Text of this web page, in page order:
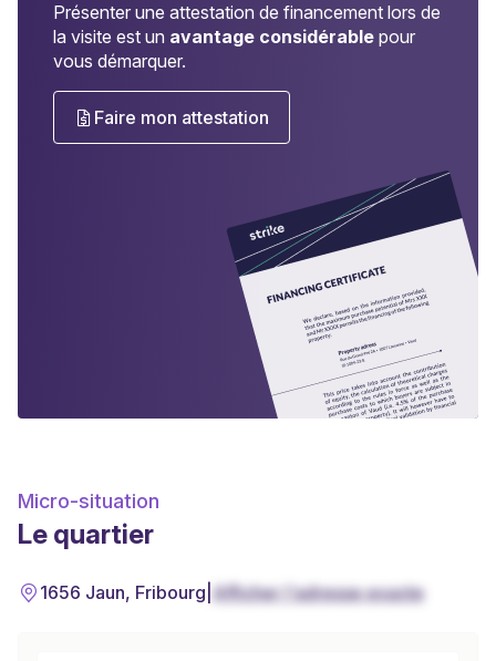
Présenter une attestation de financement lors de
la visite est un avantage considérable pour
vous démarquer.
Faire mon attestation
Micro-situation
Le quartier
1656 Jaun, Fribourg Afficher l'adresse exacte